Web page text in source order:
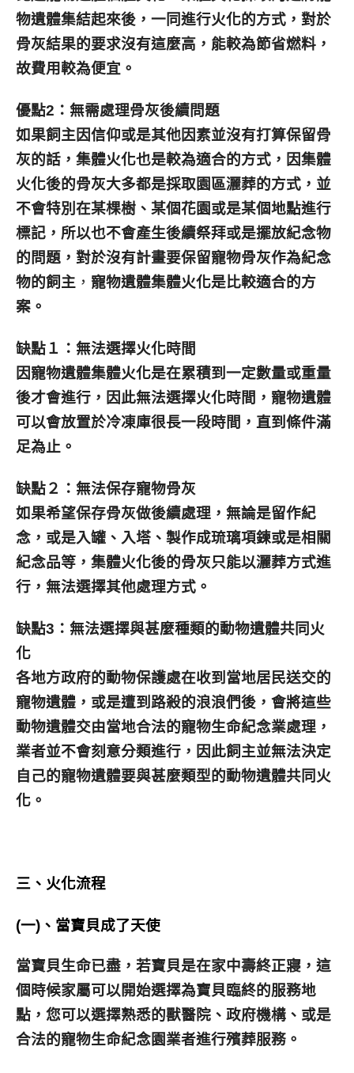
物遺體集結起來後，一同進行火化的方式，對於
骨灰結果的要求沒有這麼高，能較為節省燃料，
故費用較為便宜。
優點2：無需處理骨灰後續問題
如果飼主因信仰或是其他因素並沒有打算保留骨
灰的話，集體火化也是較為適合的方式，因集體
火化後的骨灰大多都是採取園區灑葬的方式，並
不會特別在某棵樹、某個花園或是某個地點進行
標記，所以也不會產生後續祭拜或是擺放紀念物
的問題，對於沒有計畫要保留寵物骨灰作為紀念
物的飼主 ， 寵物遺體集體火化是比較適合的方
案。
缺點１：無法選擇火化時間
因寵物遺體集體火化是在累積到一定數量或重量
後才會進行，因此無法選擇火化時間，寵物遺體
可以會放置於冷凍庫很長一段時間，直到條件滿
足為止。
缺點２：無法保存寵物骨灰
如果希望保存骨灰做後續處理，無論是留作紀
念，或是入罐、入塔、製作成琉璃項鍊或是相關
紀念品等，集體火化後的骨灰只能以灑葬方式進
行，無法選擇其他處理方式。
缺點3：無法選擇與甚麼種類的動物遺體共同火
化
各地方政府的動物保護處在收到當地居民送交的
寵物遺體，或是遭到路殺的浪浪們後，會將這些
動物遺體交由當地合法的寵物生命紀念業處理，
業者並不會刻意分類進行，因此飼主並無法決定
自己的寵物遺體要與甚麼類型的動物遺體共同火
化。
三 、火化流程
(一)、當寶貝成了天使
當寶貝生命已盡，若寶貝是在家中壽終正寢，這
個時候家屬可以開始選擇為寶貝臨終的服務地
點，您可以選擇熟悉的獸醫院、政府機構、或是
合法的寵物生命紀念園業者進行殯葬服務。